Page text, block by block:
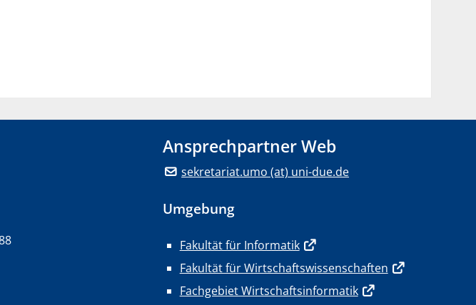
Ansprechpartner Web
sekretariat.umo (at) uni-due.de
Umgebung
Fakultät für Informatik
Fakultät für Wirtschaftswissenschaften
Fachgebiet Wirtschaftsinformatik